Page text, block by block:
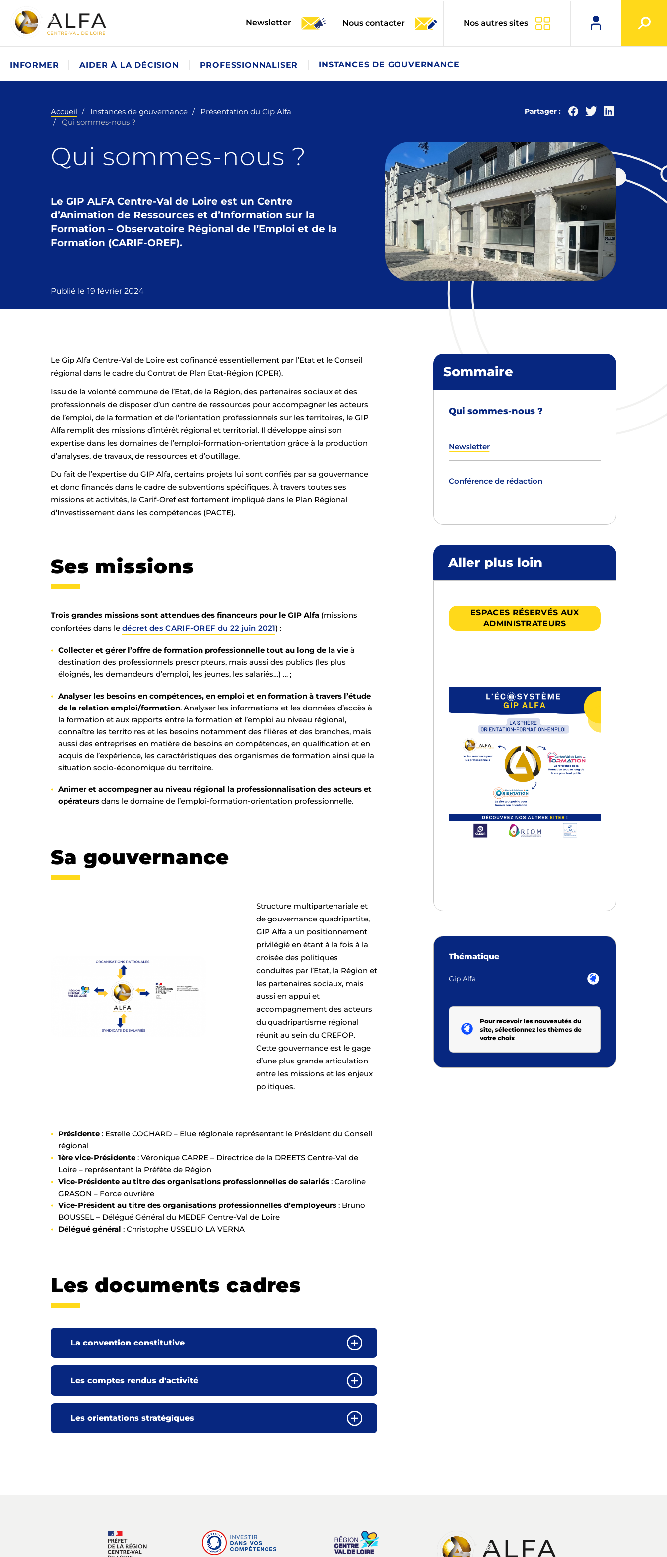
Newsletter Nous contacter Nos autres sites
INFORMER AIDER À LA DÉCISION PROFESSIONNALISER INSTANCES DE GOUVERNANCE
Accueil Instances de gouvernance
Présentation du Gip Alfa
Qui sommes-nous ?
Partager :
Qui sommes-nous ?
Le GIP ALFA Centre-Val de Loire est un Centre
d’Animation de Ressources et d’Information sur la
Formation – Observatoire Régional de l’Emploi et de la
Formation (CARIF-OREF).
Publié le 19 février 2024
Le Gip Alfa Centre-Val de Loire est cofinancé essentiellement par l’Etat et le Conseil
régional dans le cadre du Contrat de Plan Etat-Région (CPER).
Issu de la volonté commune de l’Etat, de la Région, des partenaires sociaux et des
professionnels de disposer d’un centre de ressources pour accompagner les acteurs
de l’emploi, de la formation et de l’orientation professionnels sur les territoires, le GIP
Alfa remplit des missions d’intérêt régional et territorial. Il développe ainsi son
expertise dans les domaines de l’emploi-formation-orientation grâce à la production
d’analyses, de travaux, de ressources et d’outillage.
Du fait de l’expertise du GIP Alfa, certains projets lui sont confiés par sa gouvernance
et donc financés dans le cadre de subventions spécifiques. À travers toutes ses
missions et activités, le Carif-Oref est fortement impliqué dans le Plan Régional
d’Investissement dans les compétences (PACTE).
Ses missions
Trois grandes missions sont attendues des financeurs pour le GIP Alfa (missions
confortées dans le décret des CARIF-OREF du 22 juin 2021) :
Collecter et gérer l’offre de formation professionnelle tout au long de la vie à
destination des professionnels prescripteurs, mais aussi des publics (les plus
éloignés, les demandeurs d’emploi, les jeunes, les salariés…) … ;
Analyser les besoins en compétences, en emploi et en formation à travers l’étude
de la relation emploi/formation. Analyser les informations et les données d’accès à
la formation et aux rapports entre la formation et l’emploi au niveau régional,
connaître les territoires et les besoins notamment des filières et des branches, mais
aussi des entreprises en matière de besoins en compétences, en qualification et en
acquis de l’expérience, les caractéristiques des organismes de formation ainsi que la
situation socio-économique du territoire.
Animer et accompagner au niveau régional la professionnalisation des acteurs et
opérateurs dans le domaine de l’emploi-formation-orientation professionnelle.
Sa gouvernance
Structure multipartenariale et
de gouvernance quadripartite,
GIP Alfa a un positionnement
privilégié en étant à la fois à la
croisée des politiques
conduites par l’Etat, la Région et
les partenaires sociaux, mais
aussi en appui et
accompagnement des acteurs
du quadripartisme régional
réunit au sein du CREFOP.
Cette gouvernance est le gage
d’une plus grande articulation
entre les missions et les enjeux
politiques.
Présidente : Estelle COCHARD – Elue régionale représentant le Président du Conseil
régional
1ère vice-Présidente : Véronique CARRE – Directrice de la DREETS Centre-Val de
Loire – représentant la Préfète de Région
Vice-Présidente au titre des organisations professionnelles de salariés : Caroline
GRASON – Force ouvrière
Vice-Président au titre des organisations professionnelles d’employeurs : Bruno
BOUSSEL – Délégué Général du MEDEF Centre-Val de Loire
Délégué général : Christophe USSELIO LA VERNA
Les documents cadres
La convention constitutive
Les comptes rendus d'activité
Les orientations stratégiques
Sommaire
Qui sommes-nous ?
Newsletter
Conférence de rédaction
Aller plus loin
ESPACES RÉSERVÉS AUX
ADMINISTRATEURS
Thématique
Gip Alfa
Pour recevoir les nouveautés du
site, sélectionnez les thèmes de
votre choix